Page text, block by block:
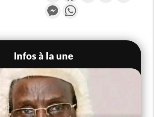
Messenger
Infos à la une